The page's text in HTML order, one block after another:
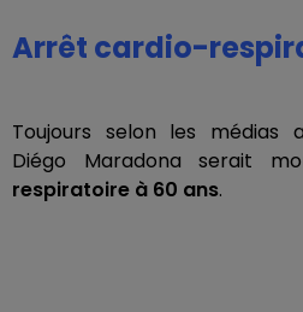
Arrêt cardio-
Toujours selon les médias
Diégo Maradona serait
respiratoire à 60 ans.